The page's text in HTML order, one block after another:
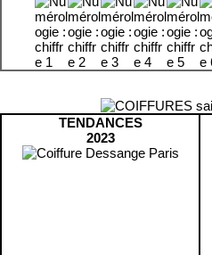
TENDANCES
2023